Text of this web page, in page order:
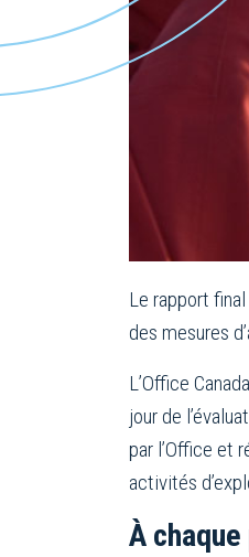
Le rapport
des mesures
L’Office
jour de
par l’Office et
activités
À